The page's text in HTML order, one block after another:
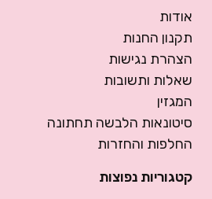
אודות
תקנון החנות
הצהרת נגישות
שאלות ותשובות
המגזין
סיטונאות הלבשה תחתונה
החלפות והחזרות
קטגוריות נפוצות